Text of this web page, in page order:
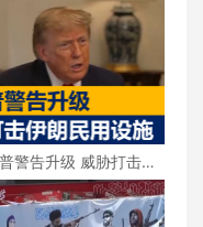
警告升级 威胁打击伊
设施